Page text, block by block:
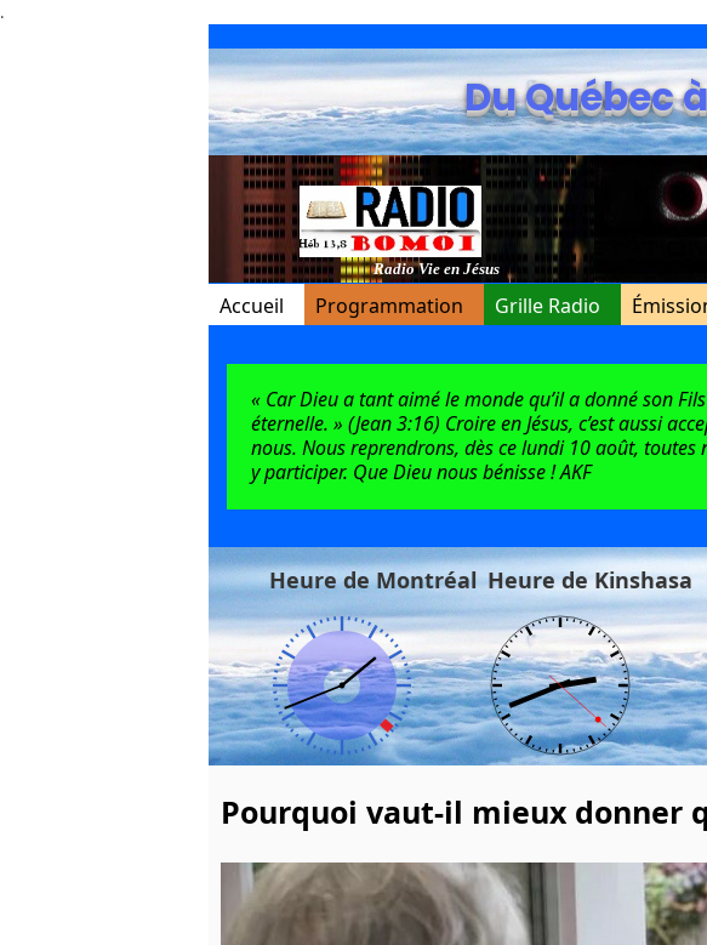
.
Du Québec
Radio Vie en Jésus
Accueil Programmation Grille Radio
« Car Dieu a tant aimé le monde qu’il a donné son
éternelle. » (Jean 3:16) Croire en Jésus, c’est aussi
nous. Nous reprendrons, dès ce lundi 10 août,
y participer. Que Dieu nous bénisse ! AKF
Heure de Montréal Heure de Kinshasa
Pourquoi vaut-il mieux donner